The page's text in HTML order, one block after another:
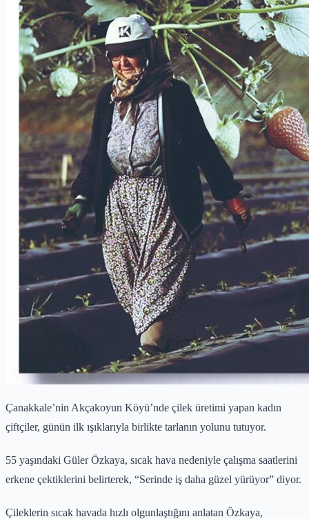
Çanakkale’nin Akçakoyun Köyü’nde çilek üretimi yapan kadın
çiftçiler, günün ilk ışıklarıyla birlikte tarlanın yolunu tutuyor.
55 yaşındaki Güler Özkaya, sıcak hava nedeniyle çalışma saatlerini
erkene çektiklerini belirterek, “Serinde iş daha güzel yürüyor” diyor.
Çileklerin sıcak havada hızlı olgunlaştığını anlatan Özkaya,